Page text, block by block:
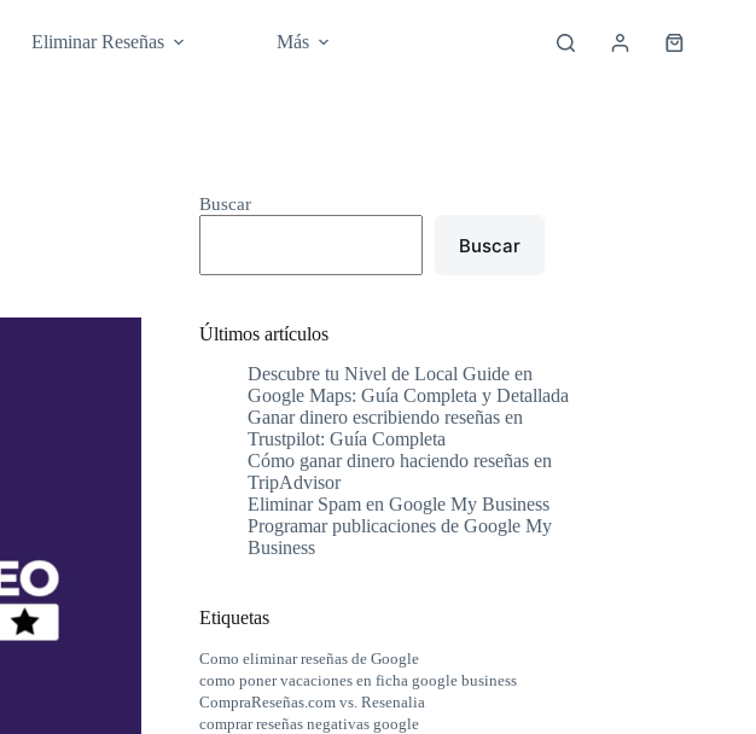
Eliminar Reseñas Más
Carro
Buscar
Buscar
Últimos artículos
Descubre tu Nivel de Local Guide en
Google Maps: Guía Completa y Detallada
Ganar dinero escribiendo reseñas en
Trustpilot: Guía Completa
Cómo ganar dinero haciendo reseñas en
TripAdvisor
Eliminar Spam en Google My Business
Programar publicaciones de Google My
Business
Etiquetas
Como eliminar reseñas de Google
como poner vacaciones en ficha google business
CompraReseñas.com vs. Resenalia
comprar reseñas negativas google